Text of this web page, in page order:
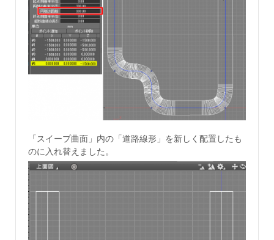
「スイープ曲面」内の「道路線形」を新しく配置したも
のに入れ替えました。